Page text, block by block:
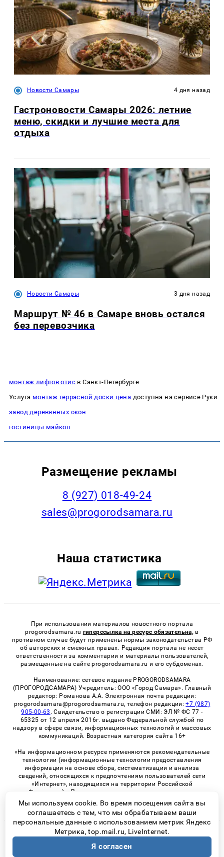
Новости Самары 4 дня назад
Гастроновости Самары 2026: летние
меню, скидки и лучшие места для
отдыха
Новости Самары 3 дня назад
Маршрут № 46 в Самаре вновь остался
без перевозчика
монтаж лифтов отис в Санкт-Петербурге
Услуга монтаж террасной доски цена доступна на сервисе Руки
завод деревянных окон
гостиницы майкоп
Размещение рекламы
8 (927) 018-49-24
sales@progorodsamara.ru
Наша статистика
При использовании материалов новостного портала
progorodsamara.ru гиперссылка на ресурс обязательна, в
противном случае будут применены нормы законодательства РФ
об авторских и смежных правах. Редакция портала не несет
ответственности за комментарии и материалы пользователей,
размещенные на сайте progorodsamara.ru и его субдоменах.
Наименование: сетевое издание PROGORODSAMARA
(ПРОГОРОДСАМАРА) Учредитель: ООО «Город Самара». Главный
редактор: Романова А.А. Электронная почта редакции:
progorodsamara@progorodsamara.ru, телефон редакции:+7 (987)
905-00-63 . Свидетельство о регистрации СМИ: ЭЛ № ФС 77 -
65325 от 12 апреля 2016г. выдано Федеральной службой по
надзору в сфере связи, информационных технологий и массовых
коммуникаций. Возрастная категория сайта 16+
«На информационном ресурсе применяются рекомендательные
технологии (информационные технологии предоставления
информации на основе сбора, систематизации и анализа
сведений, относящихся к предпочтениям пользователей сети
«Интернет», находящихся на территории Российской
Федерации)». Правила применения рекомендательных
технологий в виджетах рекламно-обменной сети
«СМИ2» (PDF)
© 2026 «ProGorodSamara» | Все права защищены
Возрастная категория сайта 16+
Мы используем cookie. Во время посещения сайта вы
соглашаетесь с тем, что мы обрабатываем ваши
персональные данные с использованием метрик Яндекс
Метрика, top.mail.ru, LiveInternet.
Я согласен